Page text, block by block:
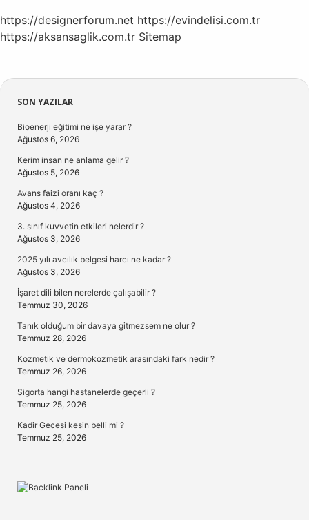
https://designerforum.net https://evindelisi.com.tr
https://aksansaglik.com.tr Sitemap
Sidebar
SON YAZILAR
Bioenerji eğitimi ne işe yarar ?
Ağustos 6, 2026
Kerim insan ne anlama gelir ?
Ağustos 5, 2026
Avans faizi oranı kaç ?
Ağustos 4, 2026
3. sınıf kuvvetin etkileri nelerdir ?
Ağustos 3, 2026
2025 yılı avcılık belgesi harcı ne kadar ?
Ağustos 3, 2026
İşaret dili bilen nerelerde çalışabilir ?
Temmuz 30, 2026
Tanık olduğum bir davaya gitmezsem ne olur ?
Temmuz 28, 2026
Kozmetik ve dermokozmetik arasındaki fark nedir ?
Temmuz 26, 2026
Sigorta hangi hastanelerde geçerli ?
Temmuz 25, 2026
Kadir Gecesi kesin belli mi ?
Temmuz 25, 2026